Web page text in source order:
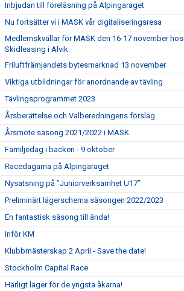
Inbjudan till föreläsning på Alpingaraget
Nu fortsätter vi i MASK vår digitaliseringsresa
Medlemskvällar för MASK den 16-17 november hos
Skidleasing i Alvik
Friluftfrämjandets bytesmarknad 13 november
Viktiga utbildningar för anordnande av tävling
Tävlingsprogrammet 2023
Årsberättelse och Valberedningens förslag
Årsmöte säsong 2021/2022 i MASK
Familjedag i backen - 9 oktober
Racedagarna på Alpingaraget
Nysatsning på ”Juniorverksamhet U17”
Preliminärt lägerschema säsongen 2022/2023
En fantastisk säsong till ända!
Inför KM
Klubbmästerskap 2 April - Save the date!
Stockholm Capital Race
Härligt läger för de yngsta åkarna!